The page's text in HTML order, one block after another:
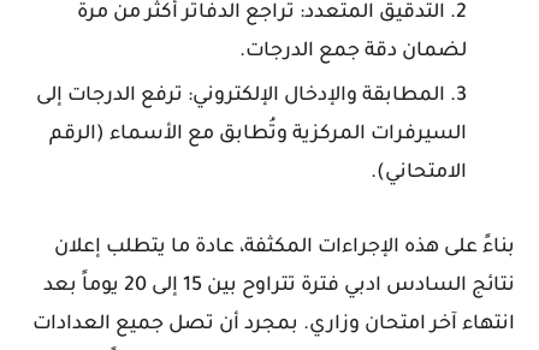
التدقيق المتعدد: تُراجع الدفاتر أكثر من مرة
لضمان دقة جمع الدرجات.
المطابقة والإدخال الإلكتروني: ترفع الدرجات إلى
السيرفرات المركزية وتُطابق مع الأسماء (الرقم
الامتحاني).
بناءً على هذه الإجراءات المكثفة، عادة ما يتطلب إعلان
نتائج السادس ادبي فترة تتراوح بين 15 إلى 20 يوماً
بعد
انتهاء آخر امتحان وزاري. بمجرد أن تصل جميع العدادات